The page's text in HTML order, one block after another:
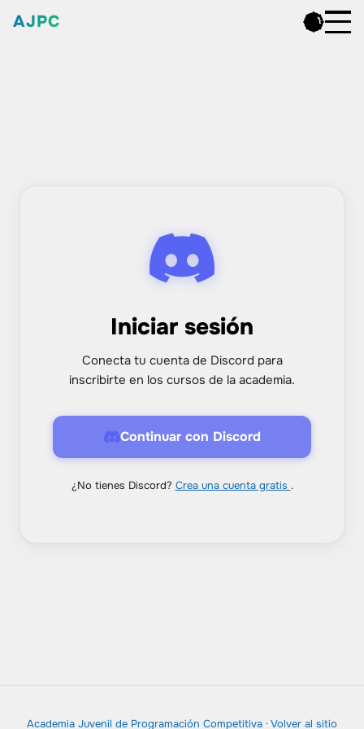
AJPC
Iniciar sesión
Conecta tu cuenta de Discord para
inscribirte en los cursos de la academia.
Continuar con Discord
¿No tienes Discord? Crea una cuenta gratis .
Academia Juvenil de Programación Competitiva ·Volver al sitio